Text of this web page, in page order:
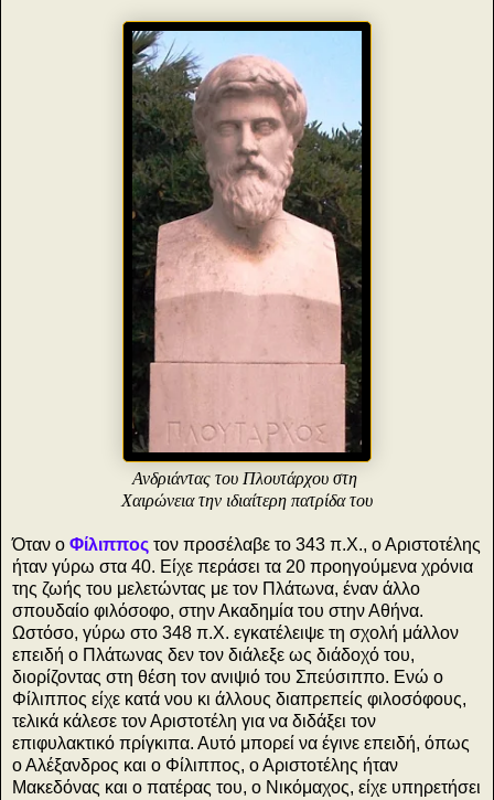
Ανδριάντας του Πλουτάρχου στη
Χαιρώνεια την ιδιαίτερη πατρίδα του
Όταν ο Φίλιππος τον προσέλαβε το 343 π.Χ., ο Αριστοτέλης
ήταν γύρω στα 40. Είχε περάσει τα 20 προηγούμενα χρόνια
της ζωής του μελετώντας με τον Πλάτωνα, έναν άλλο
σπουδαίο φιλόσοφο, στην Ακαδημία του στην Αθήνα.
Ωστόσο, γύρω στο 348 π.Χ. εγκατέλειψε τη σχολή μάλλον
επειδή ο Πλάτωνας δεν τον διάλεξε ως διάδοχό του,
διορίζοντας στη θέση τον ανιψιό του Σπεύσιππο. Ενώ ο
Φίλιππος είχε κατά νου κι άλλους διαπρεπείς φιλοσόφους,
τελικά κάλεσε τον Αριστοτέλη για να διδάξει τον
επιφυλακτικό πρίγκιπα. Αυτό μπορεί να έγινε επειδή, όπως
ο Αλέξανδρος και ο Φίλιππος, ο Αριστοτέλης ήταν
Μακεδόνας και ο πατέρας του, ο Νικόμαχος, είχε υπηρετήσει